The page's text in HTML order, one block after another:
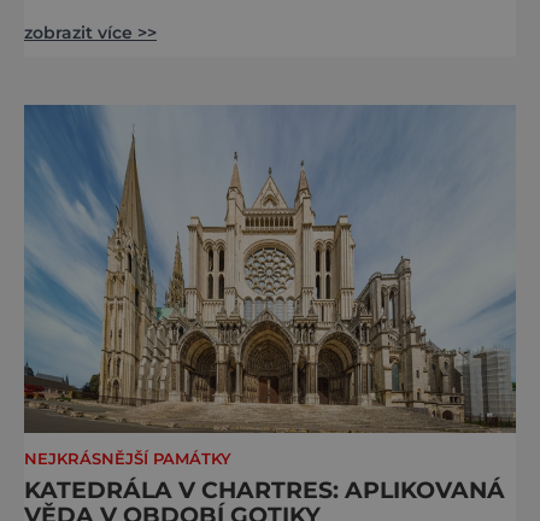
Londýna, se tyčí gigantická stavba,
chtěli komplex dobýt. Za bezmála 950 let
jeho existence z
zobrazit více >>
NEJKRÁSNĚJŠÍ PAMÁTKY
KATEDRÁLA V CHARTRES: APLIKOVANÁ